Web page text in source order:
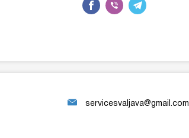
servicesvaljava@gmail.com